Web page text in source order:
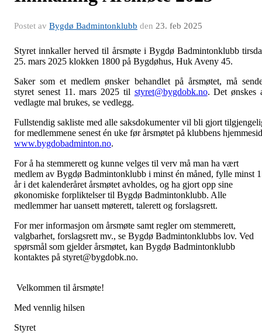
Postet av Bygdø Badmintonklubb den 23. feb 2025
Styret innkaller herved til årsmøte i Bygdø Badmintonklubb
25. mars 2025 klokken 1800 på Bygdøhus, Huk Aveny 45.
Saker som et medlem ønsker behandlet på årsmøtet, må
styret senest 11. mars 2025 til styret@bygdobk.no. Det ønskes
vedlagte mal brukes, se vedlegg.
Fullstendig sakliste med alle saksdokumenter vil bli gjort
for medlemmene senest én uke før årsmøtet på klubbens
www.bygdobadminton.no.
For å ha stemmerett og kunne velges til verv må man ha vært
medlem av Bygdø Badmintonklubb i minst én måned, fylle minst
år i det kalenderåret årsmøtet avholdes, og ha gjort opp sine
økonomiske forpliktelser til Bygdø Badmintonklubb. Alle
medlemmer har uansett møterett, talerett og forslagsrett.
For mer informasjon om årsmøte samt regler om stemmerett,
valgbarhet, forslagsrett mv., se Bygdø Badmintonklubbs lov. Ved
spørsmål som gjelder årsmøtet, kan Bygdø Badmintonklubb
kontaktes på styret@bygdobk.no.
Velkommen til årsmøte!
Med vennlig hilsen
Styret